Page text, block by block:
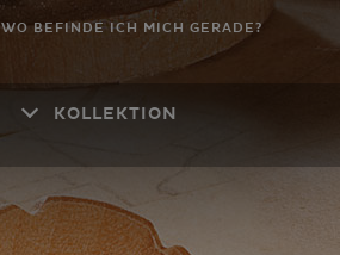
WO BEFINDE ICH MICH GERADE?
KOLLEKTION